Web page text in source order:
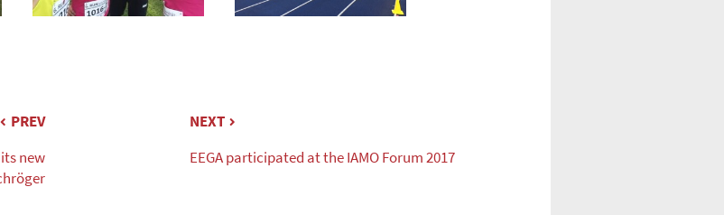
PREV
new
NEXT
EEGA participated at the IAMO Forum 2017